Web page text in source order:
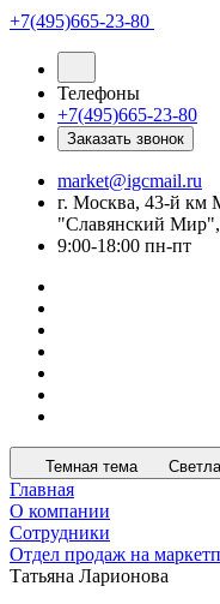
+7(495)665-23-80
Телефоны
+7(495)665-23-80
Заказать звонок
market@igcmail.ru
г. Москва, 43-й км
"Славянский
9:00-18:00 пн-пт
Темная тема
Главная
О компании
Сотрудники
Отдел продаж на
Татьяна Ларионова